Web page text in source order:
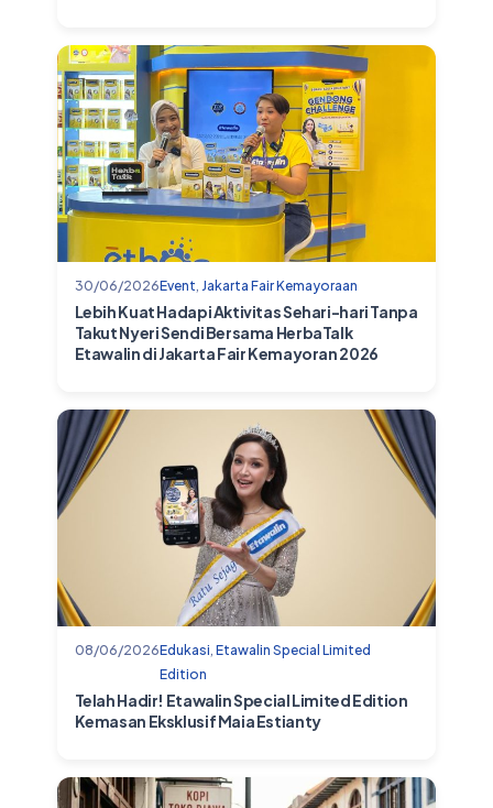
30/06/2026Event Jakarta Fair Kemayoraan
Lebih Kuat Hadapi Aktivitas Sehari-hari Tanpa
Takut Nyeri Sendi Bersama HerbaTalk
Etawalin di Jakarta Fair Kemayoran 2026
08/06/2026Edukasi Etawalin Special Limited
Edition
Telah Hadir! Etawalin Special Limited Edition
Kemasan Eksklusif Maia Estianty